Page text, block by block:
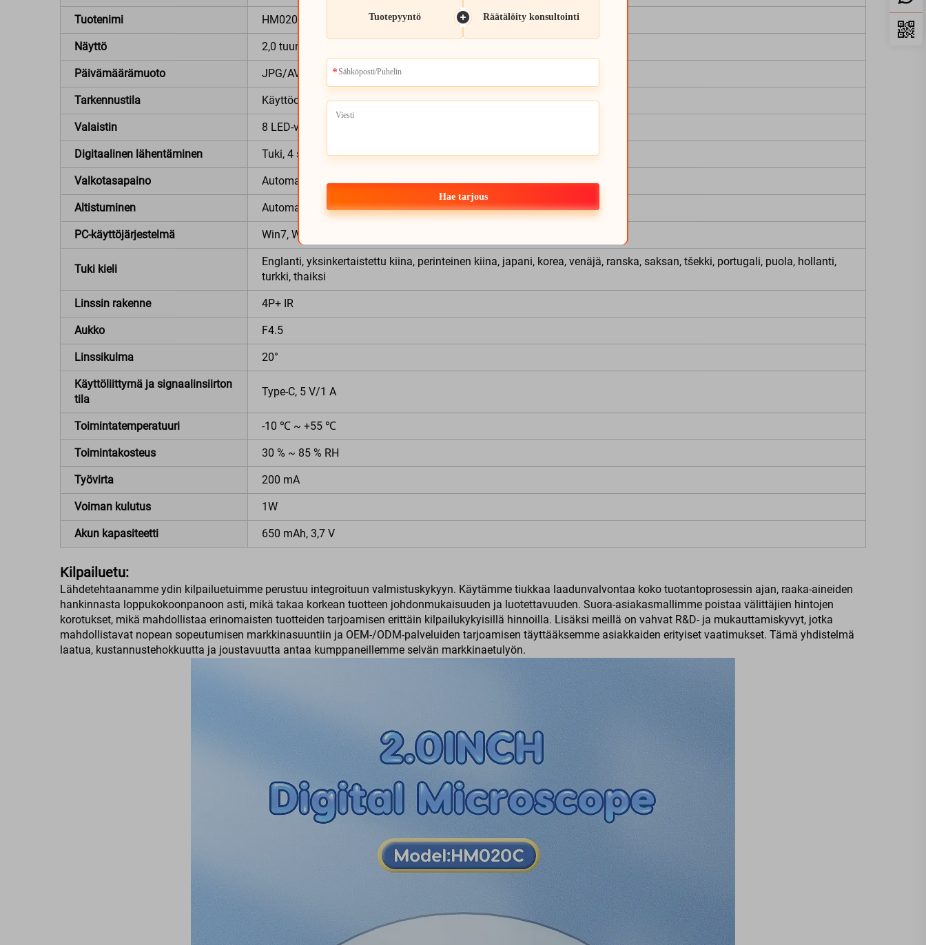
Tuotenimi HM020C
Näyttö 2,0 tuuman IPS-näyttö
Päivämäärämuoto JPG/AVI
Tarkennustila Käyttöohje
Valaistin 8 LED-valoa (kirkkaus säädettävissä)
Digitaalinen lähentäminen Tuki, 4 segmenttiä
Valkotasapaino Automaattinen
Altistuminen Automaattinen
PC-käyttöjärjestelmä Win7, Win8.1, Win10, Mac OS X 10.5 tai uudempi
Tuki kieli
Englanti, yksinkertaistettu kiina, perinteinen kiina, japani, korea, venäjä, ranska, saksan, tšekki, portugali, puola, hollanti,
turkki, thaiksi
Linssin rakenne 4P+ IR
Aukko F4.5
Linssikulma 20°
Käyttöliittymä ja signaalinsiirton
tila
Type-C, 5 V/1 A
Toimintatemperatuuri -10 ℃ ~ +55 ℃
Toimintakosteus 30 % ~ 85 % RH
Työvirta 200 mA
Voiman kulutus 1W
Akun kapasiteetti 650 mAh, 3,7 V
Kilpailuetu:
Lähdetehtaanamme ydin kilpailuetuimme perustuu integroituun valmistuskykyyn. Käytämme tiukkaa laadunvalvontaa koko tuotantoprosessin ajan, raaka-aineiden
hankinnasta loppukokoonpanoon asti, mikä takaa korkean tuotteen johdonmukaisuuden ja luotettavuuden. Suora-asiakasmallimme poistaa välittäjien hintojen
korotukset, mikä mahdollistaa erinomaisten tuotteiden tarjoamisen erittäin kilpailukykyisillä hinnoilla. Lisäksi meillä on vahvat R&D- ja mukauttamiskyvyt, jotka
mahdollistavat nopean sopeutumisen markkinasuuntiin ja OEM-/ODM-palveluiden tarjoamisen täyttääksemme asiakkaiden erityiset vaatimukset. Tämä yhdistelmä
laatua, kustannustehokkuutta ja joustavuutta antaa kumppaneillemme selvän markkinaetulyön.
Tuotepyyntö Räätälöity konsultointi
Hae tarjous